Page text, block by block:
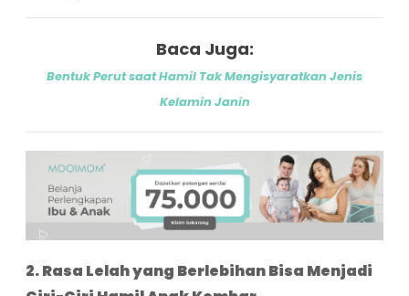
Baca Juga:
Bentuk Perut saat Hamil Tak Mengisyaratkan Jenis
Kelamin Janin
2. Rasa Lelah yang Berlebihan Bisa Menjadi